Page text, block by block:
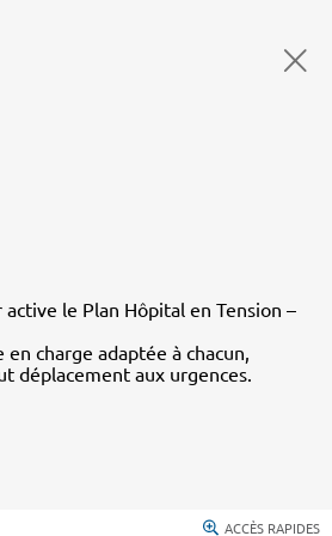
le Plan Hôpital en Tension –
charge adaptée à chacun,
déplacement aux urgences.
ACCÈS RAPIDES